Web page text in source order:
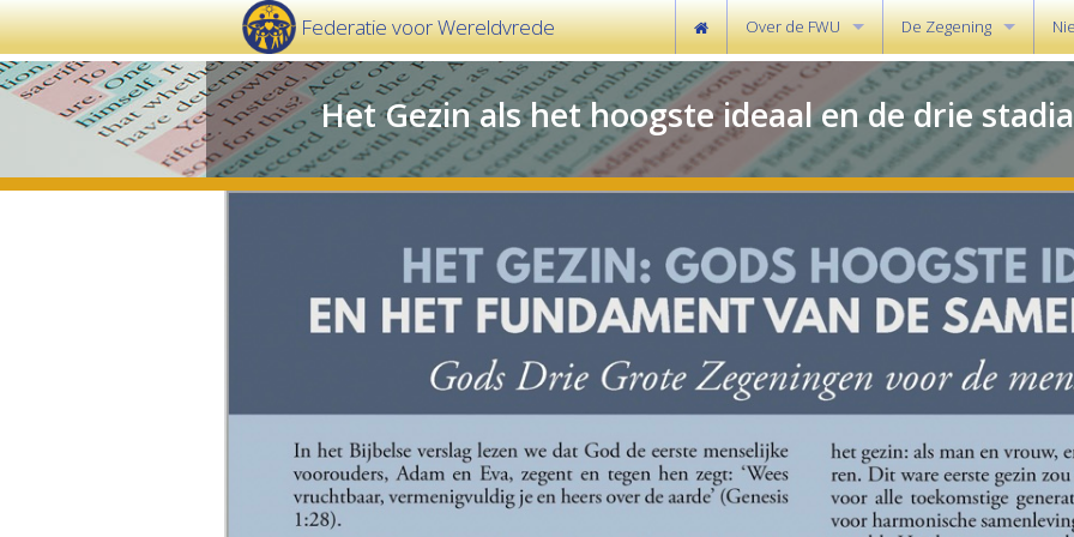
Federatie voor Wereldvrede Over de FWU
Achtergrond
Onze Oprichters
De Centenary Tentoonstelling
De Zegening
Uitleg over de Zegening
Hoe kan ik deelnemen
Zegening voor
Het Gezin als het hoogste ideaal en de drie